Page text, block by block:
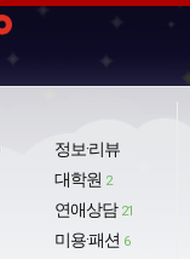
정보·리뷰
대학원 2
연애상담 21
미용·패션 6